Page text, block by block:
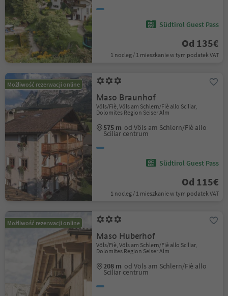
Südtirol Guest Pass
Od 135€
1 nocleg / 1 mieszkanie w tym podatek VAT
Możliwość rezerwacji online
Maso Braunhof
Völs/Fiè, Völs am Schlern/Fiè allo Sciliar,
Dolomites Region Seiser Alm
575 m od Völs am Schlern/Fiè allo
Sciliar centrum
Südtirol Guest Pass
Od 115€
1 nocleg / 1 mieszkanie w tym podatek VAT
Możliwość rezerwacji online
Maso Huberhof
Völs/Fiè, Völs am Schlern/Fiè allo Sciliar,
Dolomites Region Seiser Alm
208 m od Völs am Schlern/Fiè allo
Sciliar centrum